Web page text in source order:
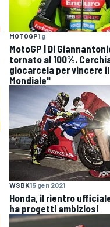
MOTOGP1 g
MotoGP | Di
tornato al 100%.
giocarcela per vincere il
Mondiale"
WSBK15 gen 2021
Honda, il rientro ufficiale
ha progetti ambiziosi